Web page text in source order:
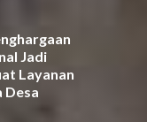
Jadi
Layanan
Desa